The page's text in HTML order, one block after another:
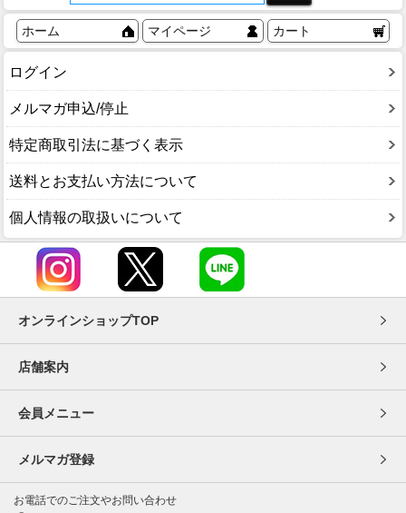
ホーム マイページ カート
ログイン
メルマガ申込/停止
特定商取引法に基づく表示
送料とお支払い方法について
個人情報の取扱いについて
オンラインショップTOP
店舗案内
会員メニュー
メルマガ登録
お電話でのご注文やお問い合わせ